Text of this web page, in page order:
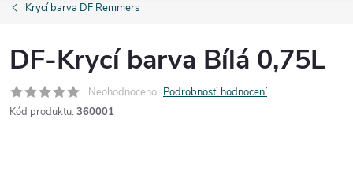
Krycí barva DF Remmers
DF-Krycí barva Bílá 0,75L
Neohodnoceno Podrobnosti hodnocení
Kód produktu: 360001